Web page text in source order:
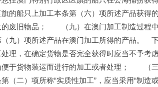
的船只上加工本条第（六）项所述产品获得
废旧物品；　　（九）在澳门加工制造过程
九）项所述产品在澳门加工所得的产品。　
理，在确定货物是否完全获得时应当不予考
于货物装运而进行的加工或者处理；　　（
（二）项所称“实质性加工”，应当采用“制造